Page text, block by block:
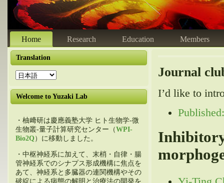
Home Research Education Members
Translation
Welcome to Yuzaki Lab
・柚﨑研は慶應義塾大学 ヒト生物学-微
生物叢-量子計算研究センター（WPI-
Bio2Q）に移動しました。
・中枢神経系に加えて、末梢・自律・腸
管神経系でのシナプス形成機構に焦点を
あて、神経系と多臓器の連関機構やその
破綻による病態の解明と治療法の開発を
Journal
I’d like to